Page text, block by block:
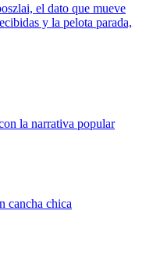
el dato que mueve
y la pelota parada,
la narrativa popular
cancha chica